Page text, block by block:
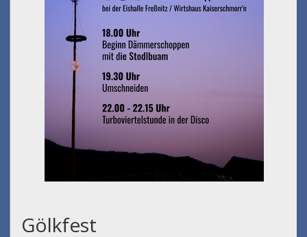
Umfall´n tut